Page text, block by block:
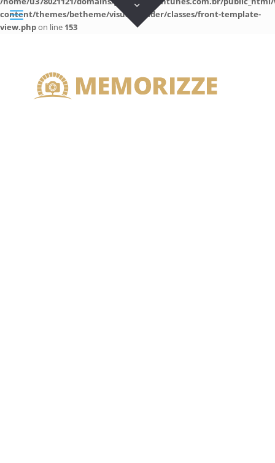
content/themes/betheme/visual-builder/classes/front-template-
view.phpon line 153